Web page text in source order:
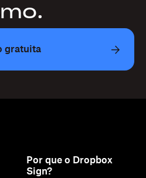
gratuita
Por que o Dropbox
Sign?